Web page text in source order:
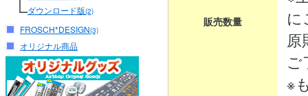
ダウンロード版(2)
FROSCH*DESIGN(3)
オリジナル商品
販売数量
に
原
ご
※